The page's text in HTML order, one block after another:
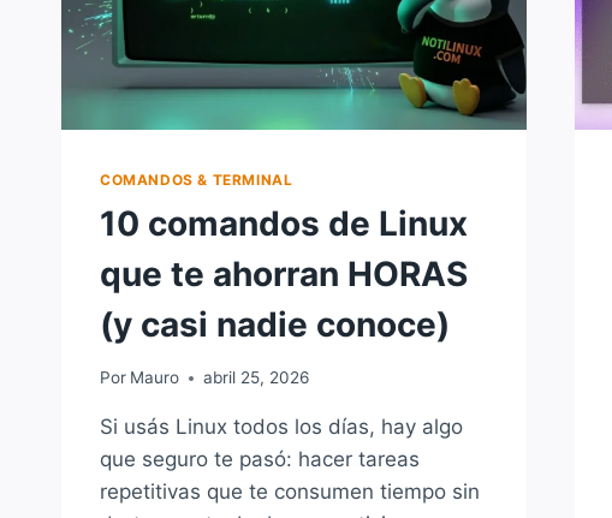
LA
COMANDOS & TERMINAL
10 comandos de Linux
que te ahorran HORAS
(y casi nadie conoce)
Por Mauro abril 25, 2026
Si usás Linux todos los días, hay algo
que seguro te pasó: hacer tareas
repetitivas que te consumen tiempo sin